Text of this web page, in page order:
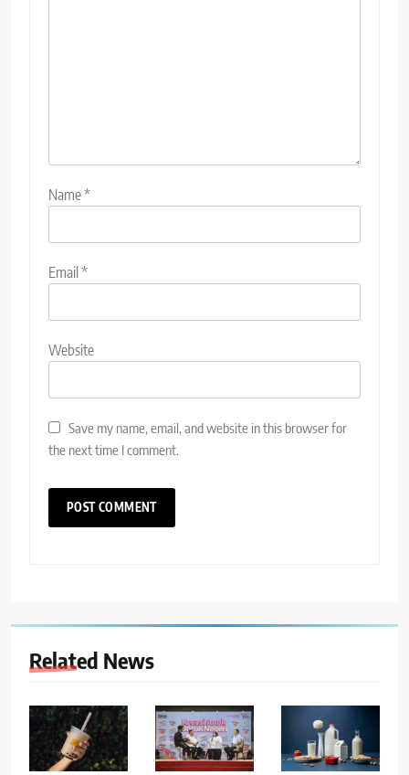
Name*
Email *
Website
Save my name, email, and website in this browser for
the next time I comment.
Related News